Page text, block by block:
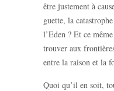
être justement à
guette, la
l’Eden ? Et ce
trouver aux
entre la raison et la
Quoi qu’il en soit,